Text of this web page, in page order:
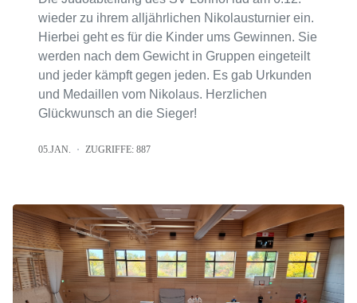
wieder zu ihrem alljährlichen Nikolausturnier ein.
Hierbei geht es für die Kinder ums Gewinnen. Sie
werden nach dem Gewicht in Gruppen eingeteilt
und jeder kämpft gegen jeden. Es gab Urkunden
und Medaillen vom Nikolaus. Herzlichen
Glückwunsch an die Sieger!
05.JAN. ZUGRIFFE: 887